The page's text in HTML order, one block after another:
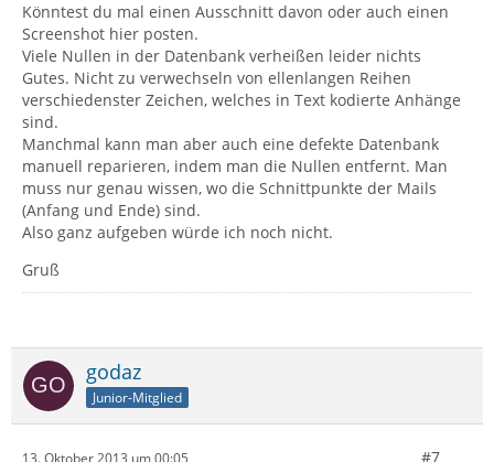
Könntest du mal einen Ausschnitt davon oder auch einen
Screenshot hier posten.
Viele Nullen in der Datenbank verheißen leider nichts
Gutes. Nicht zu verwechseln von ellenlangen Reihen
verschiedenster Zeichen, welches in Text kodierte Anhänge
sind.
Manchmal kann man aber auch eine defekte Datenbank
manuell reparieren, indem man die Nullen entfernt. Man
muss nur genau wissen, wo die Schnittpunkte der Mails
(Anfang und Ende) sind.
Also ganz aufgeben würde ich noch nicht.
Gruß
godaz
Junior-Mitglied
13. Oktober 2013 um 00:05 #7